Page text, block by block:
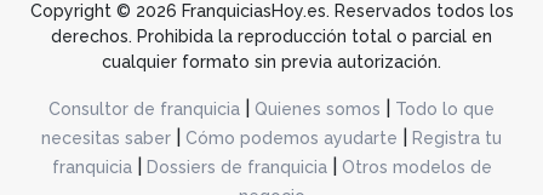
Copyright © 2026 FranquiciasHoy.es. Reservados todos los
derechos. Prohibida la reproducción total o parcial en
cualquier formato sin previa autorización.
Consultor de franquicia Quienes somos
Todo lo que
necesitas saber
Cómo podemos ayudarte
Registra tu
franquicia| Dossiers de franquicia|
Otros modelos de